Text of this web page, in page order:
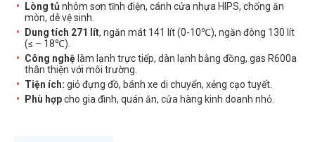
Lòng tủ nhôm sơn tĩnh điện, cánh cửa nhựa HIPS, chống ăn
mòn, dễ vệ sinh.
Dung tích 271 lít, ngăn mát 141 lít (0-10℃), ngăn đông 130 lít
(≤ – 18℃).
Công nghệ làm lạnh trực tiếp, dàn lạnh bằng đồng, gas R600a
thân thiện với môi trường.
Tiện ích: giỏ đựng đồ, bánh xe di chuyển, xẻng cạo tuyết.
Phù hợpcho gia đình, quán ăn, cửa hàng kinh doanh nhỏ.